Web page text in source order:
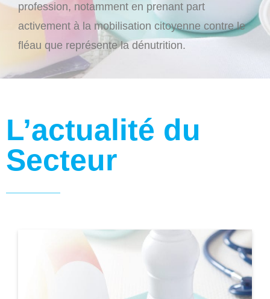
profession, notamment en prenant part
activement à la mobilisation citoyenne contre le
fléau que représente la dénutrition.
L’actualité du
Secteur